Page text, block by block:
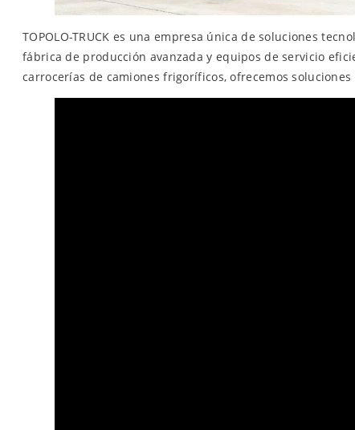
TOPOLO-TRUCK es una empresa única de soluciones
fábrica de producción avanzada y equipos de servicio
carrocerías de camiones frigoríficos, ofrecemos